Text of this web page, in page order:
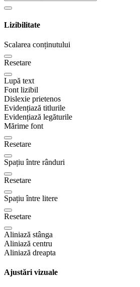
Lizibilitate
Scalarea conținutului
Resetare
Lupă text
Font lizibil
Dislexie prietenos
Evidențiază titlurile
Evidențiază legăturile
Mărime font
Resetare
Spațiu între rânduri
Resetare
Spațiu între litere
Resetare
Aliniază stânga
Aliniază centru
Aliniază dreapta
Ajustări vizuale